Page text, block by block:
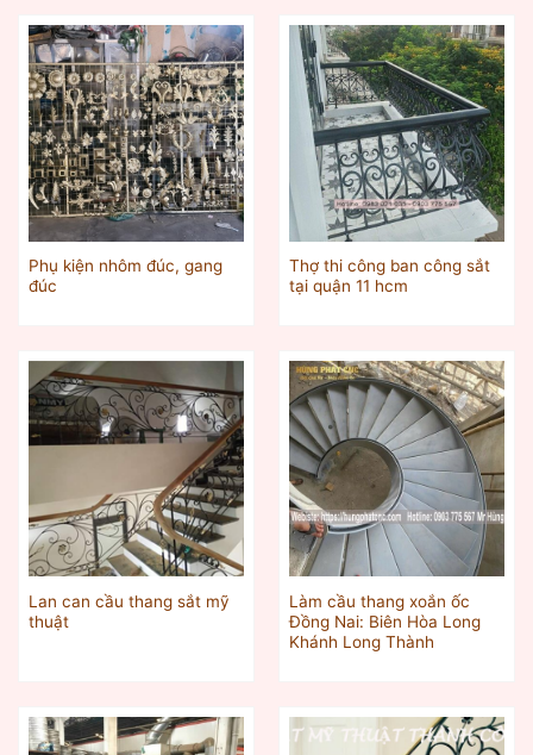
Phụ kiện nhôm đúc, gang
đúc
Thợ thi công ban công sắt
tại quận 11 hcm
Lan can cầu thang sắt mỹ
thuật
Làm cầu thang xoắn ốc
Đồng Nai: Biên Hòa Long
Khánh Long Thành